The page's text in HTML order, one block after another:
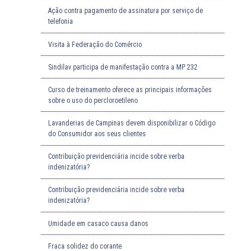
Ação contra pagamento de assinatura por serviço de
telefonia
Visita à Federação do Comércio
Sindilav participa de manifestação contra a MP 232
Curso de treinamento oferece as principais informações
sobre o uso do percloroetileno
Lavanderias de Campinas devem disponibilizar o Código
do Consumidor aos seus clientes
Contribuição previdenciária incide sobre verba
indenizatória?
Contribuição previdenciária incide sobre verba
indenizatória?
Umidade em casaco causa danos
Fraca solidez do corante